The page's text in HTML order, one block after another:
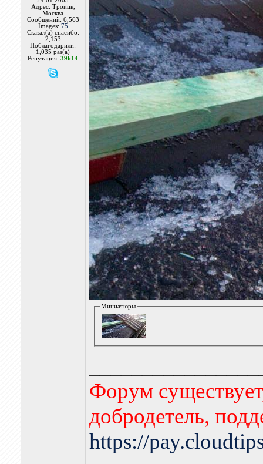
Адрес: Троицк,
Москва
Сообщений: 6,563
Images: 75
Сказал(а) спасибо:
2,153
Поблагодарили:
1,035 раз(а)
Репутация:39614
Миниатюры
Форум
добродетель,
https://